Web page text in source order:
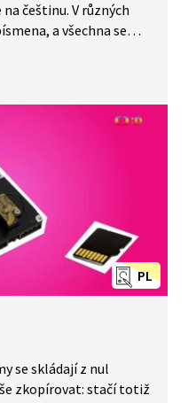
češtinu. V různých
a všechna se
jazyka,
PL
se skládají z nul
zkopírovat: stačí totiž